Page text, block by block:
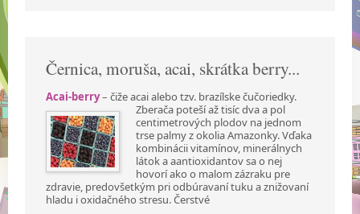
Černica, moruša, acai, skrátka berry...
Acai-berry– čiže acai alebo tzv. brazílske čučoriedky.
Zberača poteší až tisíc dva a pol
centimetrových plodov na jednom
trse palmy z okolia Amazonky. Vďaka
kombinácii vitamínov, minerálnych
látok a aantioxidantov sa o nej
hovorí ako o malom zázraku pre
zdravie, predovšetkým pri odbúravaní tuku a znižovaní
hladu i oxidačného stresu. Čerstvé